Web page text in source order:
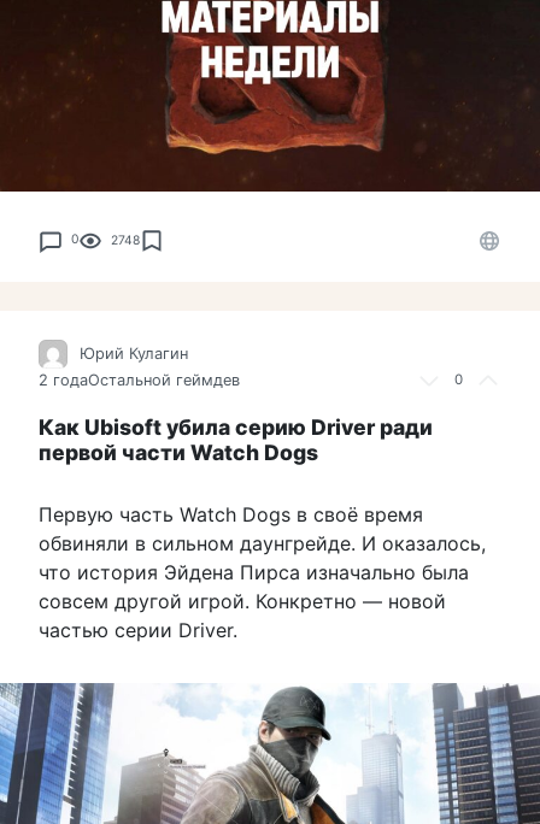
0 2748
0
Юрий Кулагин
2 годаОстальной геймдев
Как Ubisoft убила серию Driver ради
первой части Watch Dogs
Первую часть Watch Dogs в своё время
обвиняли в сильном даунгрейде. И оказалось,
что история Эйдена Пирса изначально была
совсем другой игрой. Конкретно — новой
частью серии Driver.